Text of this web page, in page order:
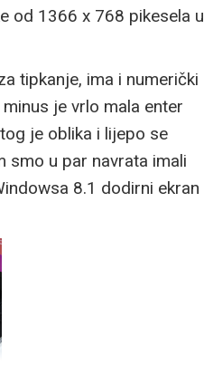
od 1366 x 768 pikesela u
tipkanje, ima i numerički
je vrlo mala enter
je oblika i lijepo se
smo u par navrata imali
8.1 dodirni ekran